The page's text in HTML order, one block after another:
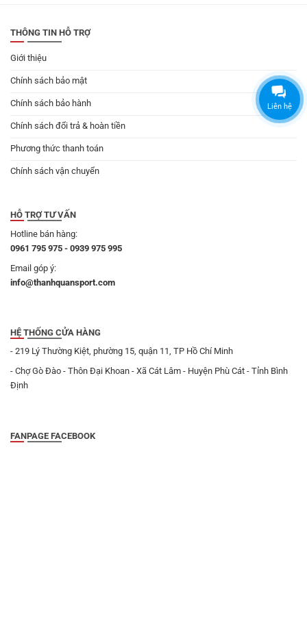
THÔNG TIN HỖ TRỢ
Giới thiệu
Chính sách bảo mật
Chính sách bảo hành
Chính sách đổi trả & hoàn tiền
Phương thức thanh toán
Chính sách vận chuyển
HỖ TRỢ TƯ VẤN
Hotline bán hàng:
0961 795 975 - 0939 975 995
Email góp ý:
info@thanhquansport.com
HỆ THỐNG CỬA HÀNG
- 219 Lý Thường Kiệt, phường 15, quận 11, TP Hồ Chí Minh
- Chợ Gò Đào - Thôn Đại Khoan - Xã Cát Lâm - Huyện Phù Cát - Tỉnh Bình
Định
FANPAGE FACEBOOK
Liên hệ